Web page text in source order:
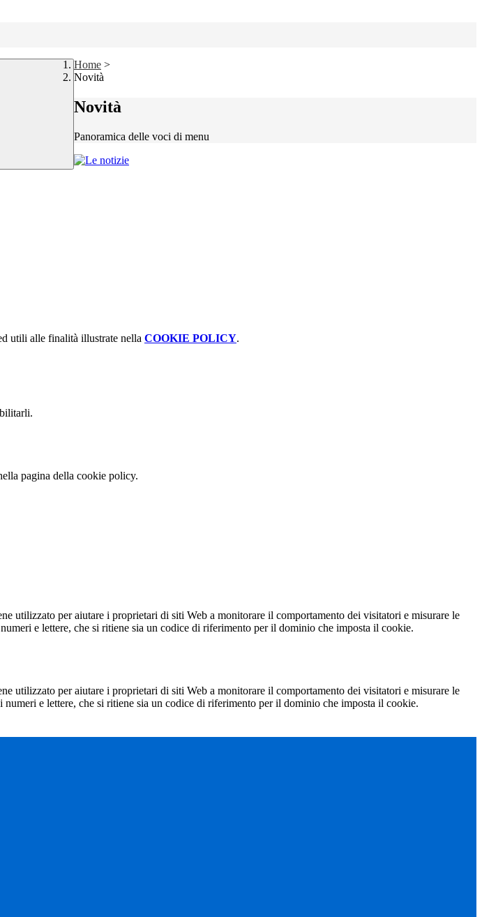
Home >
Novità
Novità
Panoramica delle voci di menu
utili alle finalità illustrate nella COOKIE POLICY.
pagina della cookie policy.
utilizzato per aiutare i proprietari di siti Web a monitorare il comportamento dei visitatori e misurare le
e lettere, che si ritiene sia un codice di riferimento per il dominio che imposta il cookie.
utilizzato per aiutare i proprietari di siti Web a monitorare il comportamento dei visitatori e misurare le
e lettere, che si ritiene sia un codice di riferimento per il dominio che imposta il cookie.